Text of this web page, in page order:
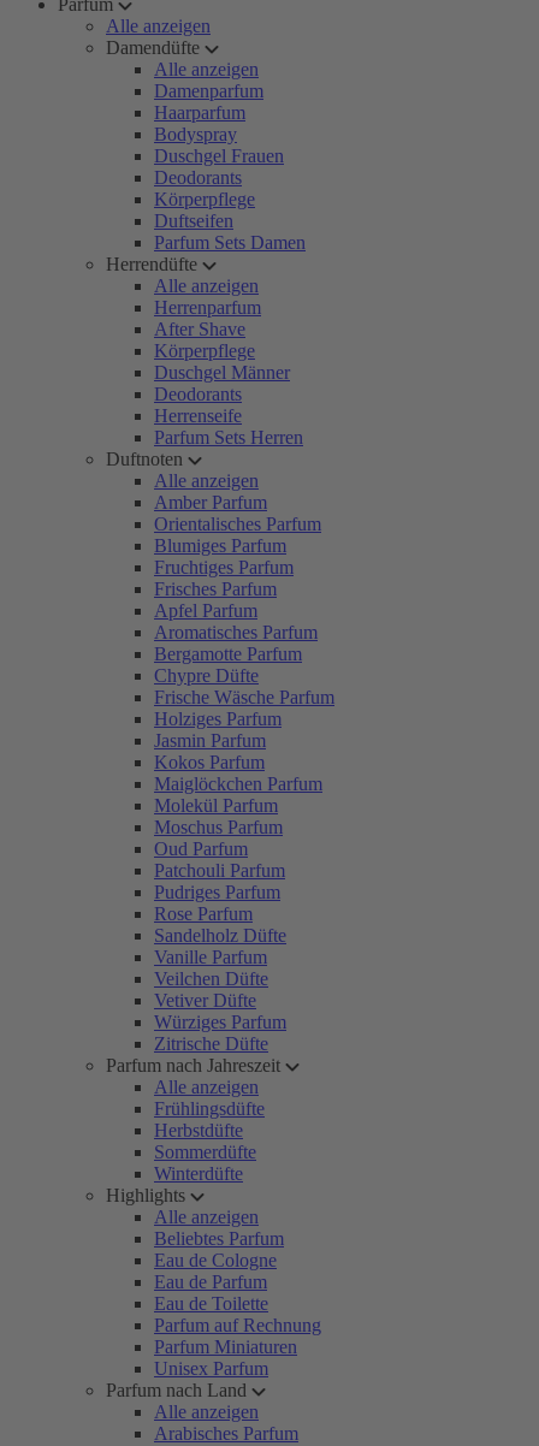
Parfum
Alle anzeigen
Damendüfte
Alle anzeigen
Damenparfum
Haarparfum
Bodyspray
Duschgel Frauen
Deodorants
Körperpflege
Duftseifen
Parfum Sets Damen
Herrendüfte
Alle anzeigen
Herrenparfum
After Shave
Körperpflege
Duschgel Männer
Deodorants
Herrenseife
Parfum Sets Herren
Duftnoten
Alle anzeigen
Amber Parfum
Orientalisches Parfum
Blumiges Parfum
Fruchtiges Parfum
Frisches Parfum
Apfel Parfum
Aromatisches Parfum
Bergamotte Parfum
Chypre Düfte
Frische Wäsche Parfum
Holziges Parfum
Jasmin Parfum
Kokos Parfum
Maiglöckchen Parfum
Molekül Parfum
Moschus Parfum
Oud Parfum
Patchouli Parfum
Pudriges Parfum
Rose Parfum
Sandelholz Düfte
Vanille Parfum
Veilchen Düfte
Vetiver Düfte
Würziges Parfum
Zitrische Düfte
Parfum nach Jahreszeit
Alle anzeigen
Frühlingsdüfte
Herbstdüfte
Sommerdüfte
Winterdüfte
Highlights
Alle anzeigen
Beliebtes Parfum
Eau de Cologne
Eau de Parfum
Eau de Toilette
Parfum auf Rechnung
Parfum Miniaturen
Unisex Parfum
Parfum nach Land
Alle anzeigen
Arabisches Parfum